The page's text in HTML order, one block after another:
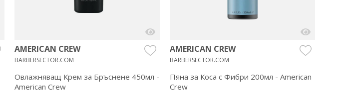
AMERICAN CREW
BARBERSECTOR.COM
Овлажняващ Крем за Бръснене 450мл -
American Crew
AMERICAN CREW
BARBERSECTOR.COM
Пяна за Коса с Фибри 200мл - American
Crew